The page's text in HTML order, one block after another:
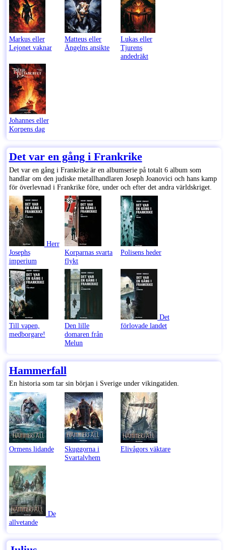
Markus eller
Lejonet vaknar
Matteus eller
Ängelns ansikte
Lukas eller
Tjurens
andedräkt
Johannes eller
Korpens dag
Det var en gång i Frankrike
Det var en gång i Frankrike är en albumserie på totalt 6 album som
handlar om den judiske metallhandlaren Joseph Joanovici och hans kamp
för överlevnad i Frankrike före, under och efter det andra världskriget.
Herr
Josephs
imperium
Korparnas svarta
flykt
Polisens heder
Till vapen,
medborgare!
Den lille
domaren från
Melun
Det
förlovade landet
Hammerfall
En historia som tar sin början i Sverige under vikingatiden.
Ormens lidande
Skuggorna i
Svartalvhem
Elivågors väktare
De
allvetande